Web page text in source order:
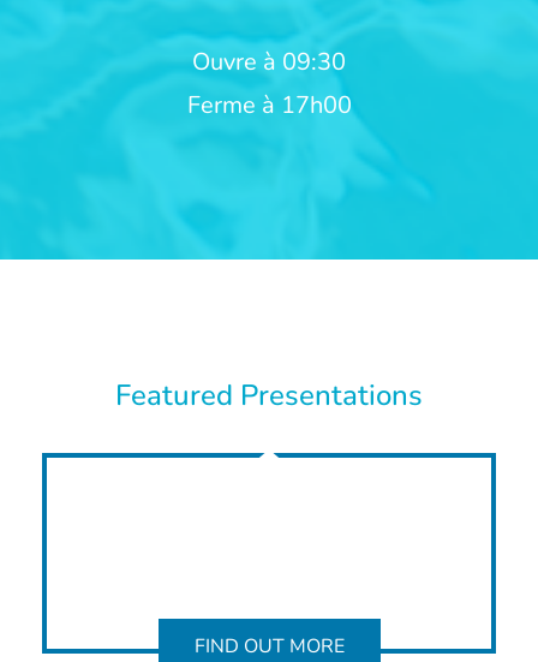
Ouvre à 09:30
Ferme à 17h00
Featured Presentations
FIND OUT MORE